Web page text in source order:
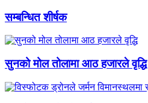
सम्बन्धित शीर्षक
सुनको मोल तोलामा आठ हजारले वृद्धि